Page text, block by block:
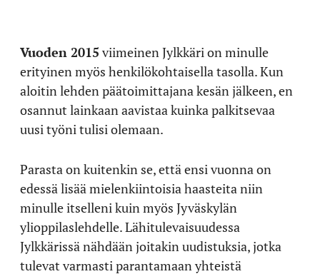
Vuoden 2015 viimeinen Jylkkäri on minulle
erityinen myös henkilökohtaisella tasolla. Kun
aloitin lehden päätoimittajana kesän jälkeen, en
osannut lainkaan aavistaa kuinka palkitsevaa
uusi työni tulisi olemaan.
Parasta on kuitenkin se, että ensi vuonna on
edessä lisää mielenkiintoisia haasteita niin
minulle itselleni kuin myös Jyväskylän
ylioppilaslehdelle. Lähitulevaisuudessa
Jylkkärissä nähdään joitakin uudistuksia, jotka
tulevat varmasti parantamaan yhteistä